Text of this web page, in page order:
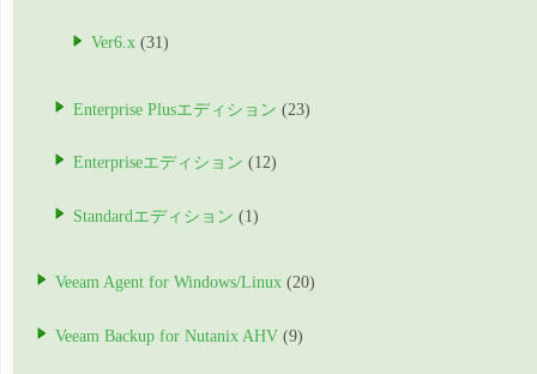
Ver6.x (31)
Enterprise Plusエディション (23)
Enterpriseエディション (12)
Standardエディション (1)
Veeam Agent for Windows/Linux (20)
Veeam Backup for Nutanix AHV (9)